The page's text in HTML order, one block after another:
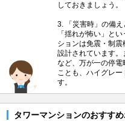
しておきましょう。
3. 「災害時」の備
「揺れが怖い」と
ションは免震・制震
設計されています
など、万が一の停電
ことも、ハイグレ
す。
タワーマンションのおすす